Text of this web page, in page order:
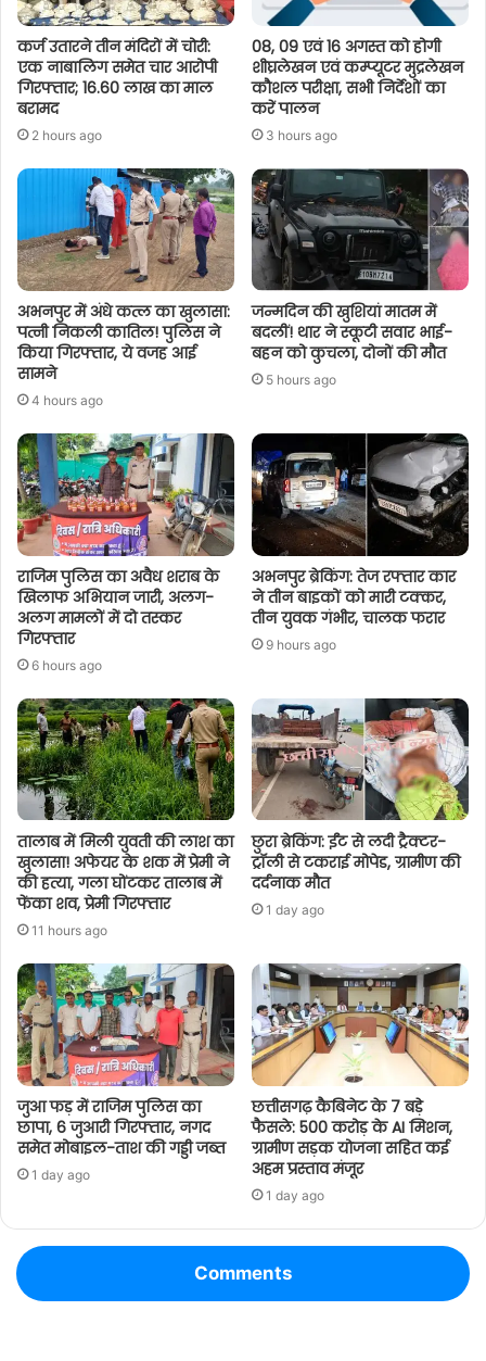
कर्ज उतारने तीन मंदिरों में चोरी:
एक नाबालिग समेत चार आरोपी
गिरफ्तार; 16.60 लाख का माल
बरामद
2 hours ago
08, 09 एवं 16 अगस्त को होगी
शीघ्रलेखन एवं कम्प्यूटर मुद्रलेखन
कौशल परीक्षा, सभी निर्देशों का
करें पालन
3 hours ago
अभनपुर में अंधे कत्ल का खुलासा:
पत्नी निकली कातिल! पुलिस ने
किया गिरफ्तार, ये वजह आई
सामने
4 hours ago
जन्मदिन की खुशियां मातम में
बदलीं! थार ने स्कूटी सवार भाई-
बहन को कुचला, दोनों की मौत
5 hours ago
राजिम पुलिस का अवैध शराब के
खिलाफ अभियान जारी, अलग-
अलग मामलों में दो तस्कर
गिरफ्तार
6 hours ago
अभनपुर ब्रेकिंग: तेज रफ्तार कार
ने तीन बाइकों को मारी टक्कर,
तीन युवक गंभीर, चालक फरार
9 hours ago
तालाब में मिली युवती की लाश का
खुलासा! अफेयर के शक में प्रेमी ने
की हत्या, गला घोंटकर तालाब में
फेंका शव, प्रेमी गिरफ्तार
11 hours ago
छुरा ब्रेकिंग: ईंट से लदी ट्रैक्टर-
ट्रॉली से टकराई मोपेड, ग्रामीण की
दर्दनाक मौत
1 day ago
जुआ फड़ में राजिम पुलिस का
छापा, 6 जुआरी गिरफ्तार, नगद
समेत मोबाइल-ताश की गड्डी जब्त
1 day ago
छत्तीसगढ़ कैबिनेट के 7 बड़े
फैसले: 500 करोड़ के AI मिशन,
ग्रामीण सड़क योजना सहित कई
अहम प्रस्ताव मंजूर
1 day ago
Comments